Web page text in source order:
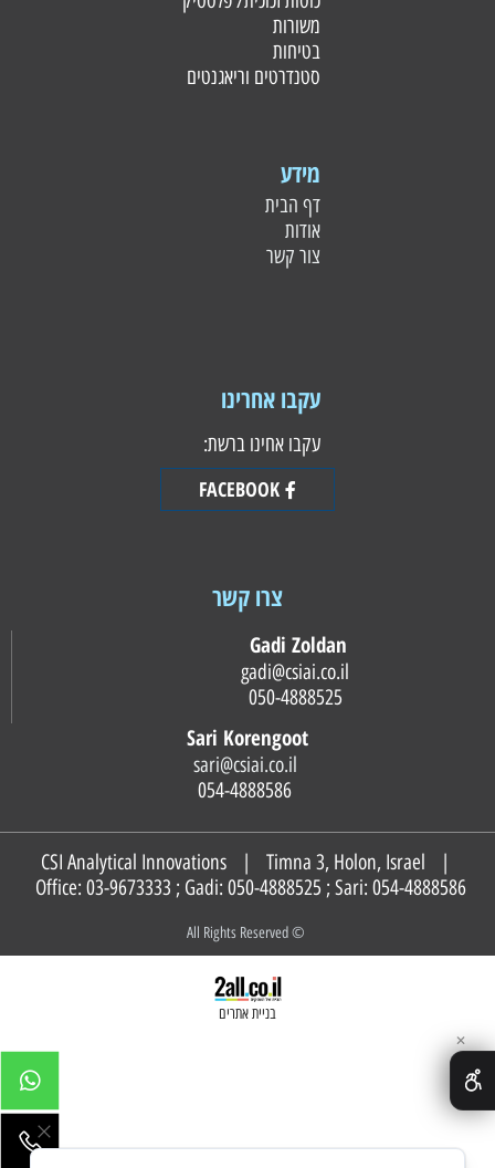
משורות
בטיחות
סטנדרטים וריאגנטים
מידע
דף הבית
אודות
צור קשר
עקבו אחרינו
עקבו אחינו ברשת:
FACEBOOK
צרו קשר
Gadi Zoldan
Sari Korengoot
sari@csiai.co.il
CSI Analytical Innovations | Timna 3, Holon, Israel |
Office: 03-9673333 ; Gadi: 050-4888525 ; Sari: 054-4888586
© All Rights Reserved
בניית אתרים
✕